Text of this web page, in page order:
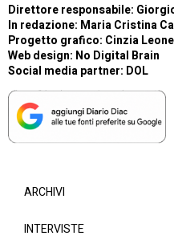
Direttore responsabile:
In redazione: Maria Cristina
Progetto grafico: Cinzia Leone
Web design: No Digital Brain
Social media partner: DOL
ARCHIVI
INTERVISTE